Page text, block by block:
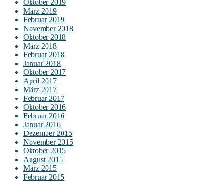
Oktober 2019
März 2019
Februar 2019
November 2018
Oktober 2018
März 2018
Februar 2018
Januar 2018
Oktober 2017
April 2017
März 2017
Februar 2017
Oktober 2016
Februar 2016
Januar 2016
Dezember 2015
November 2015
Oktober 2015
August 2015
März 2015
Februar 2015